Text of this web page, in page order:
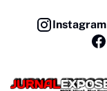
Instagram